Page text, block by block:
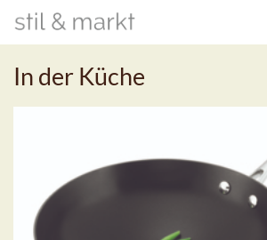
In der Küche